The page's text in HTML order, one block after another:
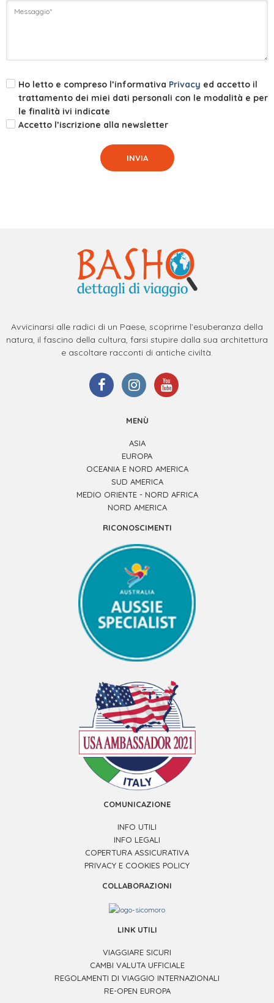
Ho letto e compreso l’informativa Privacy ed accetto il
trattamento dei miei dati personali con le modalità e per
le finalità ivi indicate
Accetto l’iscrizione alla newsletter
Avvicinarsi alle radici di un Paese, scoprirne l’esuberanza della
natura, il fascino della cultura, farsi stupire dalla sua architettura
e ascoltare racconti di antiche civiltà.
MENÙ
ASIA
EUROPA
OCEANIA E NORD AMERICA
SUD AMERICA
MEDIO ORIENTE - NORD AFRICA
NORD AMERICA
RICONOSCIMENTI
COMUNICAZIONE
INFO UTILI
INFO LEGALI
COPERTURA ASSICURATIVA
PRIVACY E COOKIES POLICY
COLLABORAZIONI
LINK UTILI
VIAGGIARE SICURI
CAMBI VALUTA UFFICIALE
REGOLAMENTI DI VIAGGIO INTERNAZIONALI
RE-OPEN EUROPA